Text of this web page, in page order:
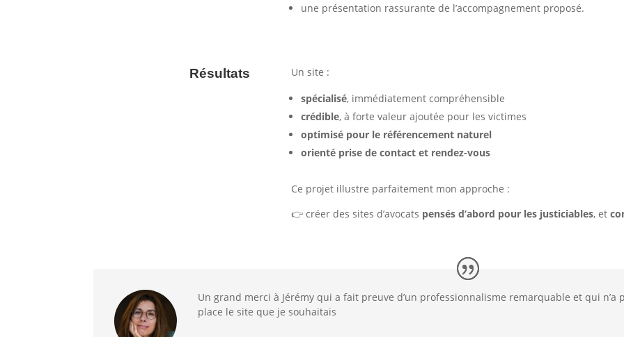
une présentation rassurante de l’accompagnement proposé.
Résultats
Un site :
spécialisé, immédiatement compréhensible
crédible, à forte valeur ajoutée pour les victimes
optimisé pour le référencement naturel
orienté prise de contact et rendez-vous
Ce projet illustre parfaitement mon approche :
👉 créer des sites d’avocats pensés d’abord pour les justiciables, et
Un grand merci à Jérémy qui a fait preuve d’un professionnalisme remarquable et qui
place le site que je souhaitais